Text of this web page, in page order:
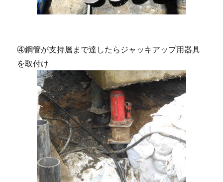
④鋼管が支持層まで達したらジャッキアップ用器具
を取付け